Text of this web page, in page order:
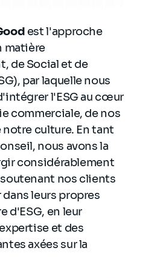
est l'approche
matière
de Social et de
par laquelle nous
l'ESG au cœur
commerciale, de nos
culture. En tant
nous avons la
considérablement
nos clients
leurs propres
d'ESG, en leur
et des
axées sur la